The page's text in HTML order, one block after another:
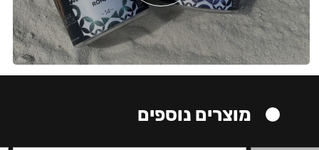
מוצרים נוספים